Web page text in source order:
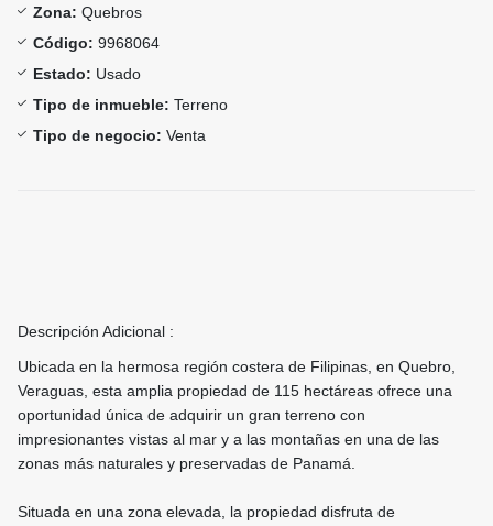
Zona: Quebros
Código: 9968064
Estado: Usado
Tipo de inmueble: Terreno
Tipo de negocio: Venta
Descripción Adicional :
Ubicada en la hermosa región costera de Filipinas, en Quebro,
Veraguas, esta amplia propiedad de 115 hectáreas ofrece una
oportunidad única de adquirir un gran terreno con
impresionantes vistas al mar y a las montañas en una de las
zonas más naturales y preservadas de Panamá.
Situada en una zona elevada, la propiedad disfruta de